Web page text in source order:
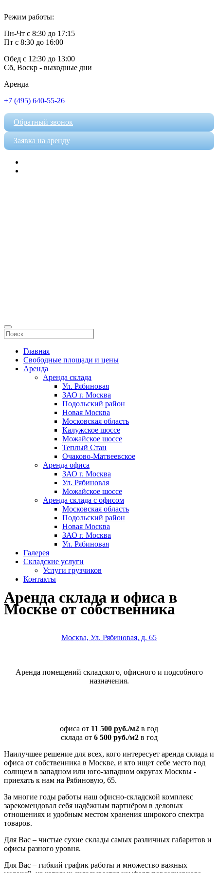
Режим работы:
Пн-Чт с 8:30 до 17:15
Пт с 8:30 до 16:00
Обед с 12:30 до 13:00
Сб, Воскр - выходные дни
Аренда
+7 (495) 640-55-26
Обратный звонок
Заявка на аренду
Главная
Свободные площади и цены
Аренда
Аренда склада
Ул. Рябиновая
ЗАО г. Москва
Подольский район
Новая Москва
Московская область
Калужское шоссе
Можайское шоссе
Теплый Стан
Очаково-Матвеевское
Аренда офиса
ЗАО г. Москва
Ул. Рябиновая
Можайское шоссе
Аренда склада с офисом
Московская область
Подольский район
Новая Москва
ЗАО г. Москва
Ул. Рябиновая
Галерея
Складские услуги
Услуги грузчиков
Контакты
Аренда склада и офиса в
Москве от собственника
Москва, Ул. Рябиновая, д. 65
Аренда помещений складского, офисного и подсобного
назначения.
офиса от 11 500 руб./м2 в год
склада от 6 500 руб./м2в год
Наилучшее решение для всех, кого интересует аренда склада и
офиса от собственника в Москве, и кто ищет себе место под
солнцем в западном или юго-западном округах Москвы -
приехать к нам на Рябиновую, 65.
За многие годы работы наш офисно-складской комплекс
зарекомендовал себя надёжным партнёром в деловых
отношениях и удобным местом хранения широкого спектра
товаров.
Для Вас – чистые сухие склады самых различных габаритов и
офисы разного уровня.
Для Вас – гибкий график работы и множество важных